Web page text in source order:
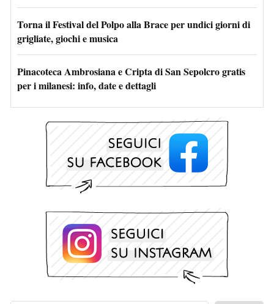
Torna il Festival del Polpo alla Brace per undici giorni di
grigliate, giochi e musica
Pinacoteca Ambrosiana e Cripta di San Sepolcro gratis
per i milanesi: info, date e dettagli